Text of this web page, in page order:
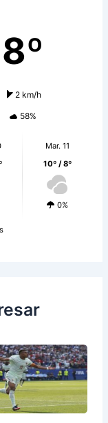
8º
2 km/h
58%
Mar. 11
10º / 8º
0%